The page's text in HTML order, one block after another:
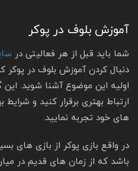
آموزش بلوف در پوکر
شما باید قبل از هر فعالیتی در
دنبال کردن آموزش بلوف در پوکر
اولیه این موضوع آشنا شوید. این
ارتباط بهتری برقرار کنید و
های خود تجربه نمایید.
در واقع بازی پوکر از بازی های
باشد که از زمان های قدیم در